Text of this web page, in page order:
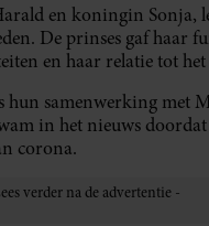
en koningin Sonja,
De prinses gaf haar
en haar relatie tot
hun samenwerking met
in het nieuws
corona.